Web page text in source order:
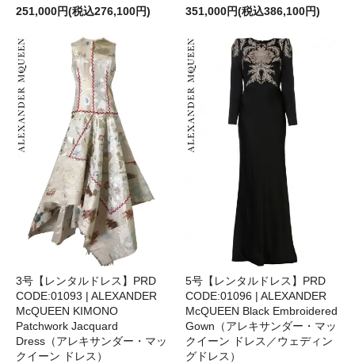
251,000円(税込276,100円)
351,000円(税込386,100円)
3号【レンタルドレス】PRD
CODE:01093 | ALEXANDER
McQUEEN KIMONO
Patchwork Jacquard
Dress（アレキサンダー・マッ
クイーン ドレス）
5号【レンタルドレス】PRD
CODE:01096 | ALEXANDER
McQUEEN Black Embroidered
Gown（アレキサンダー・マッ
クイーン ドレス／ウェディン
グドレス）